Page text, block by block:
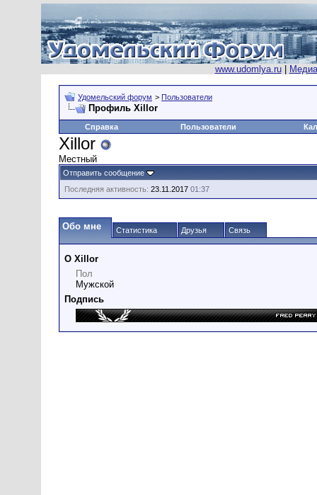
www.udomlya.ru|
Удомельский форум > Пользователи
Профиль Xillor
Справка Пользователи
Xillor
Местный
Отправить сообщение
Последняя активность: 23.11.2017 01:37
Обо мне Статистика Друзья Связь
О Xillor
Пол
Мужской
Подпись